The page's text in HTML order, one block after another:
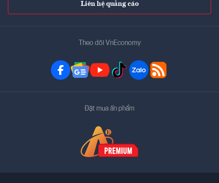
Liên hệ quảng cáo
Theo dõi VnEconomy
Đặt mua ấn phẩm